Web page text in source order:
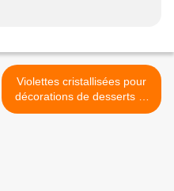
Violettes cristallisées pour
décorations de desserts et
gâteaux >